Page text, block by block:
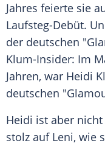
Jahres feierte sie
Laufsteg-Debüt.
der deutschen
Klum-Insider: Im
Jahren, war Heidi
deutschen
Heidi ist aber
stolz auf Leni, wie